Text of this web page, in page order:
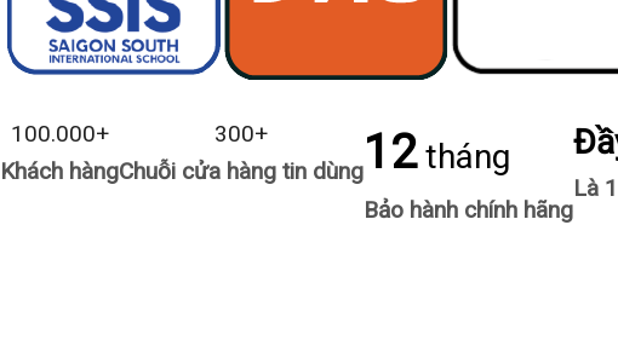
100.000+
Khách hàng
300+
Chuỗi cửa hàng tin dùng12tháng
Bảo hành chính hãng
Là